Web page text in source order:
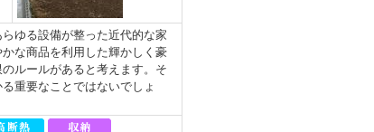
ゆる設備が整った近代的な家
な商品を利用した輝かしく豪
ルールがあると考えます。そ
重要なことではないでしょ